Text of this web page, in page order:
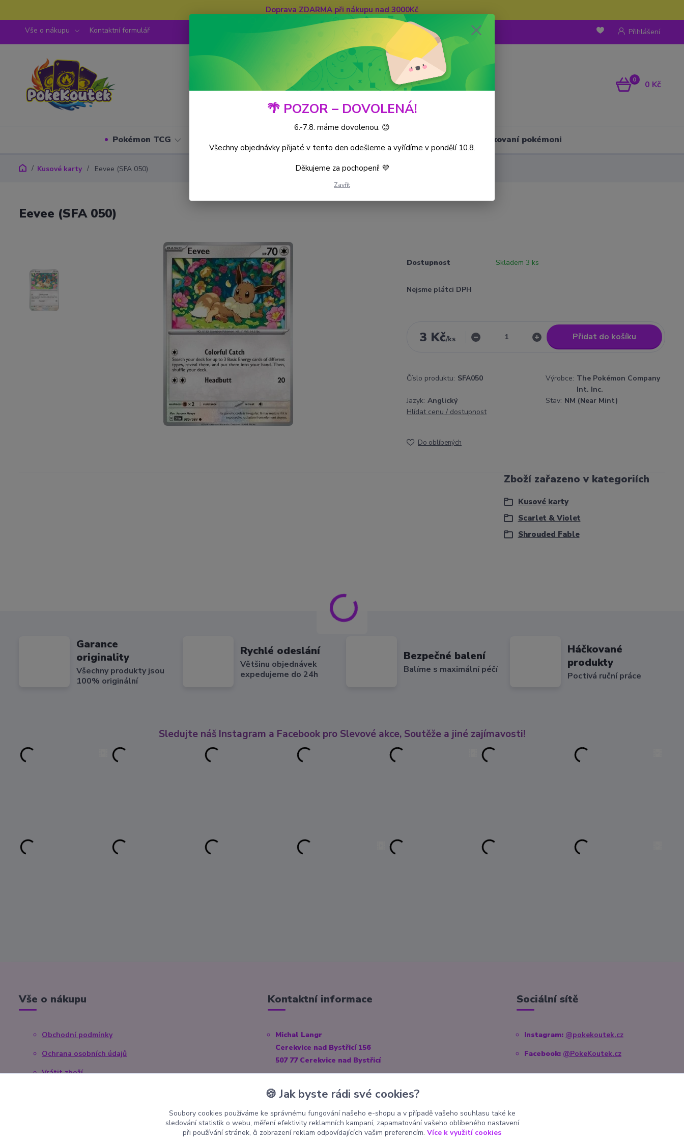
Doprava ZDARMA při nákupu nad 3000Kč
Vše o nákupu Kontaktní formulář Přihlášení
Hledat 0 0 Kč
Pokémon TCG Háčkovaní pokémoni
Kusové karty Eevee (SFA 050)
Eevee (SFA 050)
Dostupnost Skladem 3 ks
Nejsme plátci DPH
3 Kč/ks Přidat do košíku
Číslo produktu: SFA050 Výrobce: The Pokémon Company
Int. Inc.
Jazyk: Anglický Stav: NM (Near Mint)
Hlídat cenu / dostupnost
Do oblíbených
Zboží zařazeno v kategoriích
Kusové karty
Scarlet & Violet
Shrouded Fable
Garance
originality
Všechny produkty jsou
100% originální
Rychlé odeslání
Většinu objednávek
expedujeme do 24h
Bezpečné balení
Balíme s maximální péčí
Háčkované
produkty
Poctivá ruční práce
Sledujte náš Instagram a Facebook pro Slevové akce, Soutěže a jiné zajímavosti!
Vše o nákupu
Obchodní podmínky
Ochrana osobních údajů
Vrátit zboží
Kontaktní informace
Michal Langr
Cerekvice nad Bystřicí 156
507 77 Cerekvice nad Bystřicí
IČO: 23153938
Číslo účtu: 3571660014/3030
Sociální sítě
Instagram: @pokekoutek.cz
Facebook: @PokeKoutek.cz
🌴 POZOR – DOVOLENÁ!
6.-7.8. máme dovolenou. 😊
Všechny objednávky přijaté v tento den odešleme a vyřídíme v pondělí 10.8.
Děkujeme za pochopení! 💜
Zavřít
🍪 Jak byste rádi své cookies?
Soubory cookies používáme ke správnému fungování našeho e-shopu a v případě vašeho souhlasu také ke
sledování statistik o webu, měření efektivity reklamních kampaní, zapamatování vašeho oblíbeného nastavení
při používání stránek, či zobrazení reklam odpovídajících vašim preferencím. Více k využití cookies